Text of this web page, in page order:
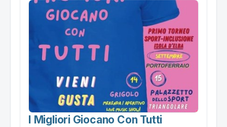
I Migliori Giocano Con Tutti